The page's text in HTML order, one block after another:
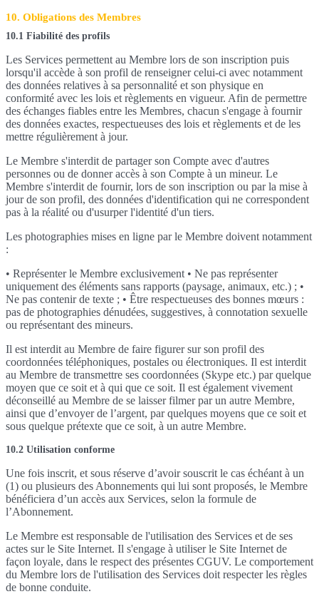
10. Obligations des Membres
10.1 Fiabilité des profils
Les Services permettent au Membre lors de son inscription puis
lorsqu'il accède à son profil de renseigner celui-ci avec notamment
des données relatives à sa personnalité et son physique en
conformité avec les lois et règlements en vigueur. Afin de permettre
des échanges fiables entre les Membres, chacun s'engage à fournir
des données exactes, respectueuses des lois et règlements et de les
mettre régulièrement à jour.
Le Membre s'interdit de partager son Compte avec d'autres
personnes ou de donner accès à son Compte à un mineur. Le
Membre s'interdit de fournir, lors de son inscription ou par la mise à
jour de son profil, des données d'identification qui ne correspondent
pas à la réalité ou d'usurper l'identité d'un tiers.
Les photographies mises en ligne par le Membre doivent notamment
:
• Représenter le Membre exclusivement • Ne pas représenter
uniquement des éléments sans rapports (paysage, animaux, etc.) ; •
Ne pas contenir de texte ; • Être respectueuses des bonnes mœurs :
pas de photographies dénudées, suggestives, à connotation sexuelle
ou représentant des mineurs.
Il est interdit au Membre de faire figurer sur son profil des
coordonnées téléphoniques, postales ou électroniques. Il est interdit
au Membre de transmettre ses coordonnées (Skype etc.) par quelque
moyen que ce soit et à qui que ce soit. Il est également vivement
déconseillé au Membre de se laisser filmer par un autre Membre,
ainsi que d’envoyer de l’argent, par quelques moyens que ce soit et
sous quelque prétexte que ce soit, à un autre Membre.
10.2 Utilisation conforme
Une fois inscrit, et sous réserve d’avoir souscrit le cas échéant à un
(1) ou plusieurs des Abonnements qui lui sont proposés, le Membre
bénéficiera d’un accès aux Services, selon la formule de
l’Abonnement.
Le Membre est responsable de l'utilisation des Services et de ses
actes sur le Site Internet. Il s'engage à utiliser le Site Internet de
façon loyale, dans le respect des présentes CGUV. Le comportement
du Membre lors de l'utilisation des Services doit respecter les règles
de bonne conduite.